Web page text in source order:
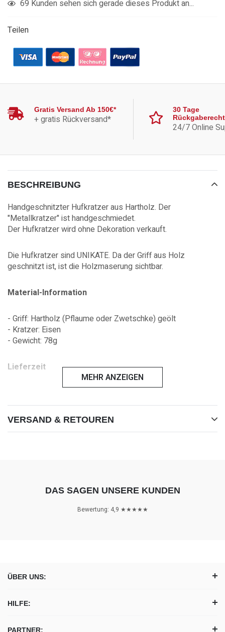
Produkt
den
Warenkorb
legen
76 Kunden sehen sich gerade dieses Produkt an...
Teilen
Gratis Versand Ab 150€*
+ gratis Rückversand*
30 Tage
Rückgaberecht
24/7 Online
BESCHREIBUNG
Handgeschnitzter Hufkratzer aus Hartholz. Der
"Metallkratzer" ist handgeschmiedet.
Der Hufkratzer wird ohne Dekoration verkauft.
Die Hufkratzer sind UNIKATE. Da der Griff aus Holz
geschnitzt ist, ist die Holzmaserung sichtbar.
Material-Information
- Griff: Hartholz (Pflaume oder Zwetschke) geölt
- Kratzer: Eisen
- Gewicht: 78g
Lieferzeit
MEHR ANZEIGEN
VERSAND & RETOUREN
DAS SAGEN UNSERE KUNDEN
Bewertung: 4,9 ★★★★★
ÜBER UNS:
HILFE:
PARTNER: